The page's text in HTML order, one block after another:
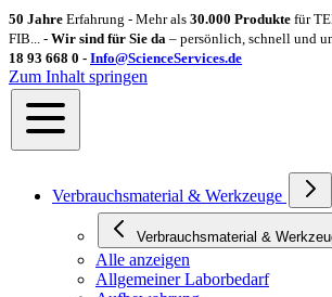
50 Jahre Erfahrung - Mehr als 30.000 Produkte für
FIB... - Wir sind für Sie da – persönlich, schnell und
18 93 668 0 - Info@ScienceServices.de
Zum Inhalt springen
Verbrauchsmaterial & Werkzeuge
Verbrauchsmaterial &
Alle anzeigen
Allgemeiner Laborbedarf